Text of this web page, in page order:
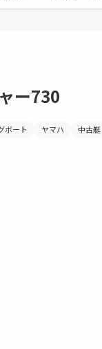
ー730
ボート ヤマハ 中古艇